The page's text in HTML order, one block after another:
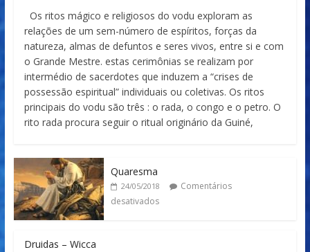
Os ritos mágico e religiosos do vodu exploram as
relações de um sem-número de espíritos, forças da
natureza, almas de defuntos e seres vivos, entre si e com
o Grande Mestre. estas cerimônias se realizam por
intermédio de sacerdotes que induzem a “crises de
possessão espiritual” individuais ou coletivas. Os ritos
principais do vodu são três : o rada, o congo e o petro. O
rito rada procura seguir o ritual originário da Guiné,
Quaresma
24/05/2018
Comentários
desativados
Druidas – Wicca